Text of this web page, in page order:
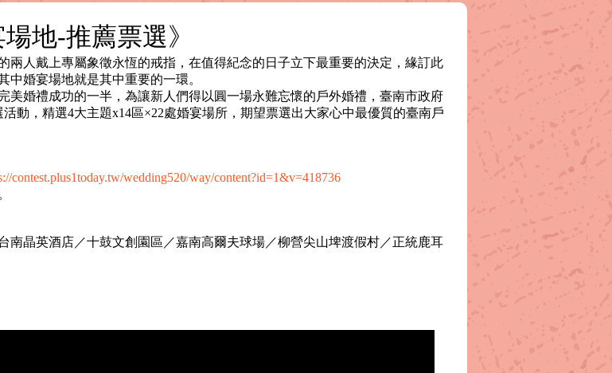
地-推薦票選》
人戴上專屬象徵永恆的戒指，在值得紀念的日子立下最重要的決定，緣訂此
婚宴場地就是其中重要的一環。
婚禮成功的一半，為讓新人們得以圓一場永難忘懷的戶外婚禮，臺南市政府
動，精選4大主題x14區×22處婚宴場所，期望票選出大家心中最優質的臺南戶
contest.plus1today.tw/wedding520/way/content?id=1&v=418736
南晶英酒店／十鼓文創園區／嘉南高爾夫球場／柳營尖山埤渡假村／正統鹿耳